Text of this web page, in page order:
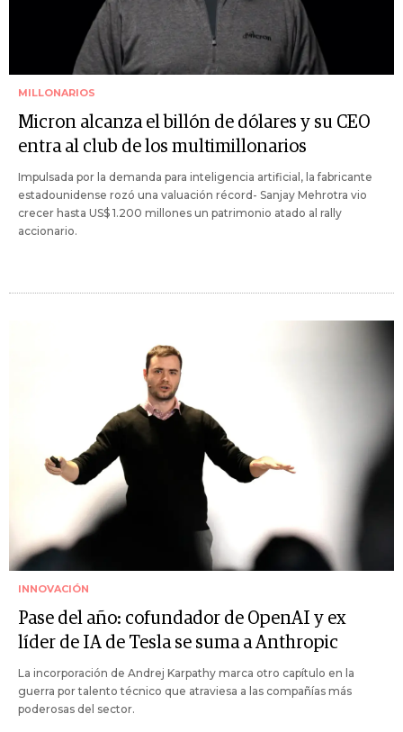
MILLONARIOS
Micron alcanza el billón de dólares y su CEO
entra al club de los multimillonarios
Impulsada por la demanda para inteligencia artificial, la fabricante
estadounidense rozó una valuación récord- Sanjay Mehrotra vio
crecer hasta US$ 1.200 millones un patrimonio atado al rally
accionario.
INNOVACIÓN
Pase del año: cofundador de OpenAI y ex
líder de IA de Tesla se suma a Anthropic
La incorporación de Andrej Karpathy marca otro capítulo en la
guerra por talento técnico que atraviesa a las compañías más
poderosas del sector.